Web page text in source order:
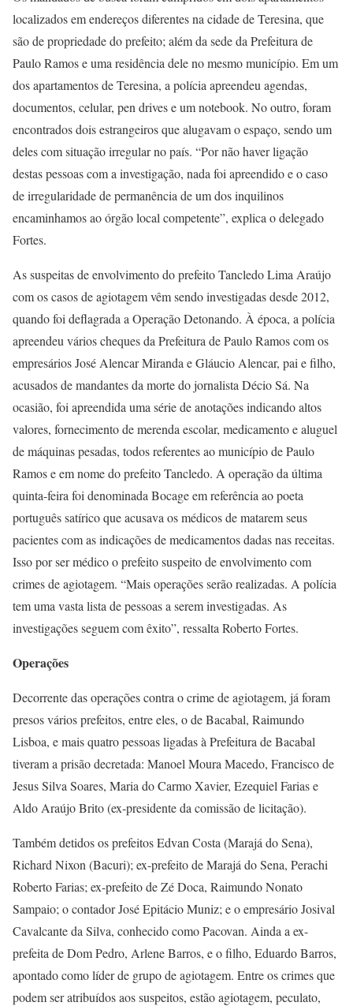
localizados em endereços diferentes na cidade de Teresina, que
são de propriedade do prefeito; além da sede da Prefeitura de
Paulo Ramos e uma residência dele no mesmo município. Em um
dos apartamentos de Teresina, a polícia apreendeu agendas,
documentos, celular, pen drives e um notebook. No outro, foram
encontrados dois estrangeiros que alugavam o espaço, sendo um
deles com situação irregular no país. “Por não haver ligação
destas pessoas com a investigação, nada foi apreendido e o caso
de irregularidade de permanência de um dos inquilinos
encaminhamos ao órgão local competente”, explica o delegado
Fortes.
As suspeitas de envolvimento do prefeito Tancledo Lima Araújo
com os casos de agiotagem vêm sendo investigadas desde 2012,
quando foi deflagrada a Operação Detonando. À época, a polícia
apreendeu vários cheques da Prefeitura de Paulo Ramos com os
empresários José Alencar Miranda e Gláucio Alencar, pai e filho,
acusados de mandantes da morte do jornalista Décio Sá. Na
ocasião, foi apreendida uma série de anotações indicando altos
valores, fornecimento de merenda escolar, medicamento e aluguel
de máquinas pesadas, todos referentes ao município de Paulo
Ramos e em nome do prefeito Tancledo. A operação da última
quinta-feira foi denominada Bocage em referência ao poeta
português satírico que acusava os médicos de matarem seus
pacientes com as indicações de medicamentos dadas nas receitas.
Isso por ser médico o prefeito suspeito de envolvimento com
crimes de agiotagem. “Mais operações serão realizadas. A polícia
tem uma vasta lista de pessoas a serem investigadas. As
investigações seguem com êxito”, ressalta Roberto Fortes.
Operações
Decorrente das operações contra o crime de agiotagem, já foram
presos vários prefeitos, entre eles, o de Bacabal, Raimundo
Lisboa, e mais quatro pessoas ligadas à Prefeitura de Bacabal
tiveram a prisão decretada: Manoel Moura Macedo, Francisco de
Jesus Silva Soares, Maria do Carmo Xavier, Ezequiel Farias e
Aldo Araújo Brito (ex-presidente da comissão de licitação).
Também detidos os prefeitos Edvan Costa (Marajá do Sena),
Richard Nixon (Bacuri); ex-prefeito de Marajá do Sena, Perachi
Roberto Farias; ex-prefeito de Zé Doca, Raimundo Nonato
Sampaio; o contador José Epitácio Muniz; e o empresário Josival
Cavalcante da Silva, conhecido como Pacovan. Ainda a ex-
prefeita de Dom Pedro, Arlene Barros, e o filho, Eduardo Barros,
apontado como líder de grupo de agiotagem. Entre os crimes que
podem ser atribuídos aos suspeitos, estão agiotagem, peculato,